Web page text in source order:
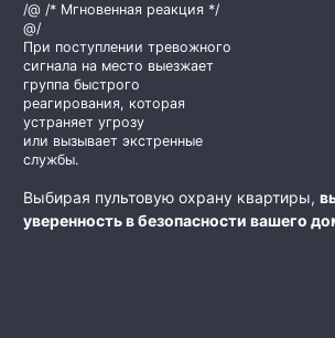
/@ /* Мгновенная реакция */
@/
При поступлении тревожного
сигнала на место выезжает
группа быстрого
реагирования, которая
устраняет угрозу
или вызывает экстренные
службы.
Выбирая пультовую охрану квартиры,
уверенность в безопасности вашего